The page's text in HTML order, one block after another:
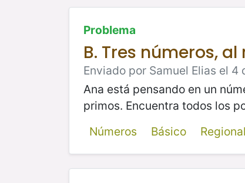
Problema
B. Tres números,
Enviado por Samuel Elias el
Ana está pensando en un
primos. Encuentra todos los
Números
Básico